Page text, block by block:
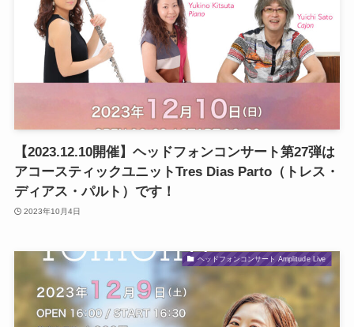
【2023.12.10開催】ヘッドフォンコンサート第27弾は
アコースティックユニットTres Dias Parto（トレス・
ディアス・パルト）です！
2023年10月4日
ヘッドフォンコンサート Amplitude Live